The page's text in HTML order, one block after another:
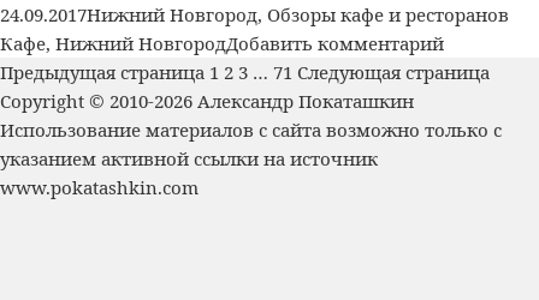
ул.
Большая
Покровская,
35
(Нижний
Новгород)
Опубликовано
24.09.2017Рубрики
Нижний Новгород, Обзоры кафе и ресторанов
Кафе, Нижний НовгородДобавить комментарийк
записи
Appetit:
Пагинация
записей
Предыдущая страница Страница
1 Страница
2 Страница
3 … Страница
71 Следующая страница
Copyright © 2010-2026 Александр Покаташкин
Использование материалов с сайта возможно только с
указанием активной ссылки на источник
www.pokatashkin.com